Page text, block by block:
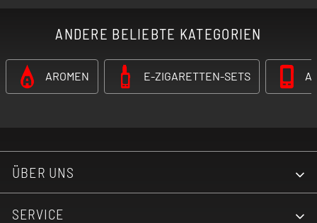
ANDERE BELIEBTE KATEGORIEN
AROMEN E-ZIGARETTEN-SETS
ÜBER UNS
SERVICE